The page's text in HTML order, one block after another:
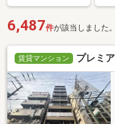
6,487件が該当しました。
賃貸マンション プレミ